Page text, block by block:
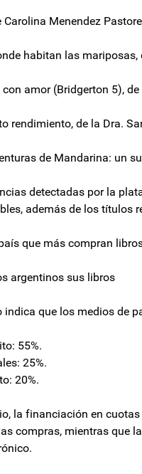
Carolina Menendez
habitan las
con amor (Bridgerton 5),
rendimiento, de la Dra.
de Mandarina: un
detectadas por la
además de los títulos
que más compran
argentinos sus libros
indica que los medios de
55%.
25%.
20%.
la financiación en
compras, mientras que